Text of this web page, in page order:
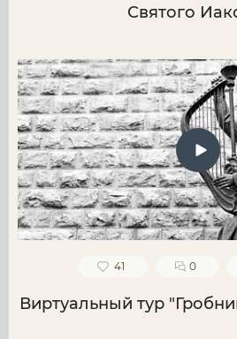
Святого
41 0
Виртуальный тур